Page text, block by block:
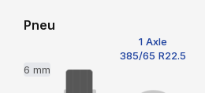
Pneu
1 Axle
385/65 R22.5
6 mm